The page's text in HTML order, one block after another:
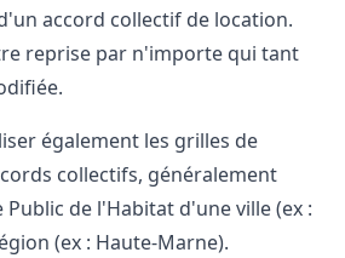
accord collectif de location.
reprise par n'importe qui tant
également les grilles de
collectifs, généralement
de l'Habitat d'une ville (ex :
(ex : Haute-Marne).